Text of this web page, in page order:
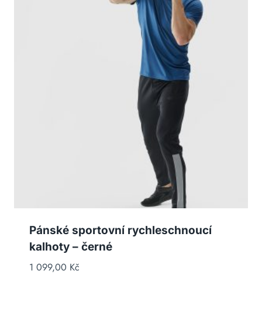
Pánské sportovní rychleschnoucí
kalhoty – černé
1 099,00 Kč